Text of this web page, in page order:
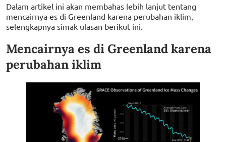
Dalam artikel ini akan membahas lebih lanjut tentang
mencairnya es di Greenland karena perubahan iklim,
selengkapnya simak ulasan berikut ini.
Mencairnya es di Greenland karena
perubahan iklim